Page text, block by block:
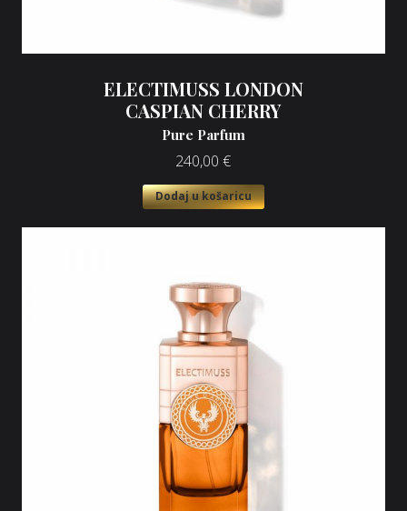
ELECTIMUSS LONDON
CASPIAN CHERRY
Pure Parfum
240,00 €
Dodaj u košaricu